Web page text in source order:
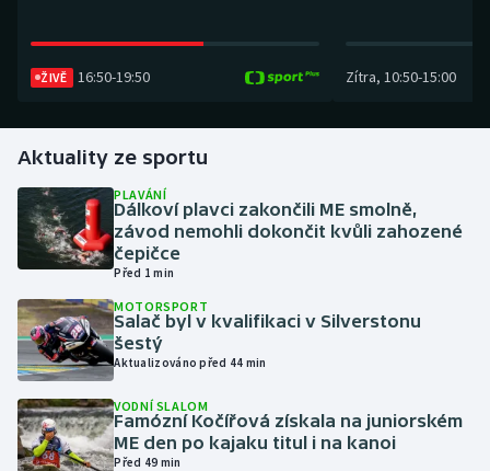
Florbal
Futsal
Golf
Gymnastika
Jezdectví
Judo
Krasobruslení
ŽIVĚ 16:50-19:50 Zítra, 10:50-15:00
Aktuality ze sportu
PLAVÁNÍ
Dálkoví plavci zakončili ME smolně,
závod nemohli dokončit kvůli zahozené
čepičce
Před 1 min
MOTORSPORT
Salač byl v kvalifikaci v Silverstonu
šestý
Aktualizováno před 44 min
VODNÍ SLALOM
Famózní Kočířová získala na juniorském
ME den po kajaku titul i na kanoi
Před 49 min